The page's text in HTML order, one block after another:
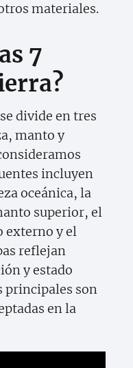
materiales.
7
divide en tres
manto y
incluyen
oceánica, la
superior, el
externo y el
reflejan
y estado
principales son
en la